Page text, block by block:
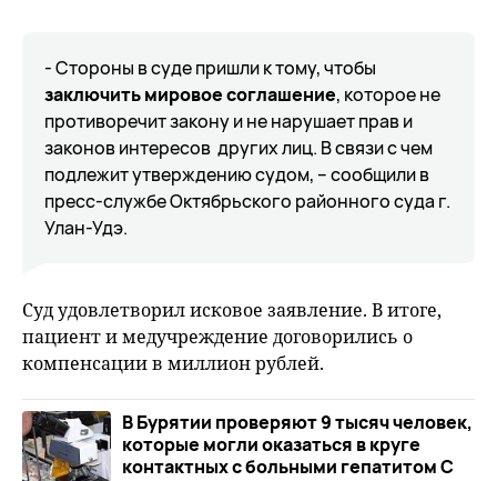
- Стороны в суде пришли к тому, чтобы
заключить мировое соглашение, которое не
противоречит закону и не нарушает прав и
законов интересов других лиц. В связи с чем
подлежит утверждению судом, -- сообщили в
пресс-службе Октябрьского районного суда г.
Улан-Удэ.
Суд удовлетворил исковое заявление. В итоге,
пациент и медучреждение договорились о
компенсации в миллион рублей.
В Бурятии проверяют 9 тысяч человек,
которые могли оказаться в круге
контактных с больными гепатитом С